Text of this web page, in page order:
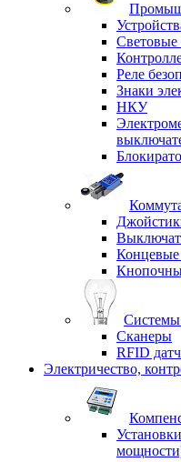
Световые
Реле
Знаки
НКУ
Концевые
Сканеры
RFID
Электричество,